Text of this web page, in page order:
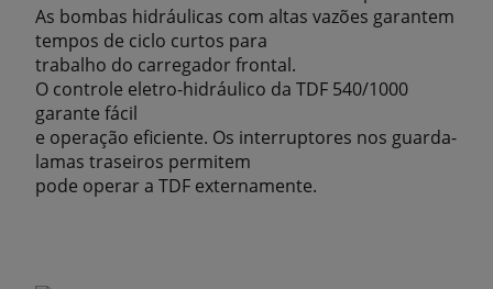
As bombas hidráulicas com altas vazões garantem
tempos de ciclo curtos para
trabalho do carregador frontal.
O controle eletro-hidráulico da TDF 540/1000
garante fácil
e operação eficiente. Os interruptores nos guarda-
lamas traseiros permitem
pode operar a TDF externamente.